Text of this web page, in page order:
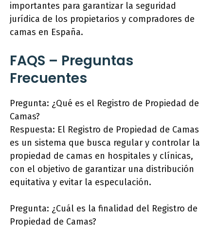
importantes para garantizar la seguridad
jurídica de los propietarios y compradores de
camas en España.
FAQS – Preguntas
Frecuentes
Pregunta: ¿Qué es el Registro de Propiedad de
Camas?
Respuesta: El Registro de Propiedad de Camas
es un sistema que busca regular y controlar la
propiedad de camas en hospitales y clínicas,
con el objetivo de garantizar una distribución
equitativa y evitar la especulación.
Pregunta: ¿Cuál es la finalidad del Registro de
Propiedad de Camas?